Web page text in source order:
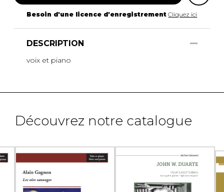
Besoin d'une licence d'enregistrement Cliquez ici
DESCRIPTION
voix et piano
Découvrez notre catalogue